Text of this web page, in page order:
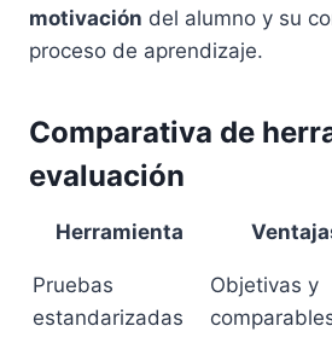
motivación del alumno y su
proceso de aprendizaje.
Comparativa de
evaluación
Herramienta
Pruebas
estandarizadas
Objetivas y